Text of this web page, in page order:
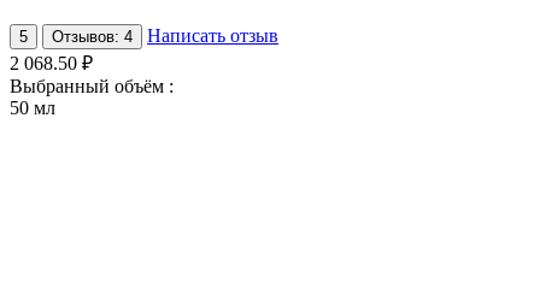
5 Отзывов: 4
Написать отзыв
2 068.50 ₽
Выбранный объём :
50 мл